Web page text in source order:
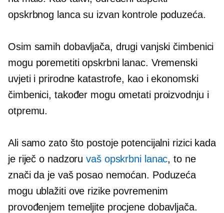
opskrbnog lanca su izvan kontrole poduzeća.
Osim samih dobavljača, drugi vanjski čimbenici
mogu poremetiti opskrbni lanac. Vremenski
uvjeti i prirodne katastrofe, kao i ekonomski
čimbenici, također mogu ometati proizvodnju i
otpremu.
Ali samo zato što postoje potencijalni rizici kada
je riječ o nadzoruvaš opskrbni lanac, to ne
znači da je vaš posao nemoćan. Poduzeća
mogu ublažiti ove rizike povremenim
provođenjem temeljite procjene dobavljača.